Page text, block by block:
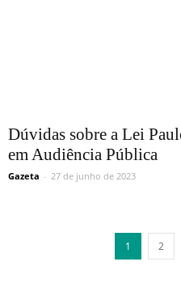
Dúvidas sobre a Lei
em Audiência Pública
Gazeta - 27 de junho de 2023
1 2